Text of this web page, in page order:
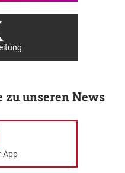
zu unseren News
App